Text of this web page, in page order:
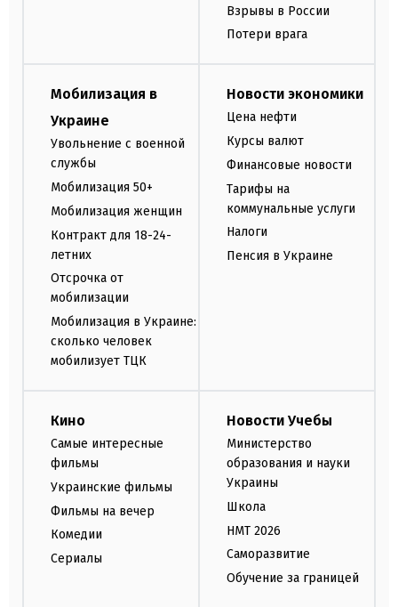
Взрывы в России
Потери врага
Мобилизация в
Украине
Увольнение с военной
службы
Мобилизация 50+
Мобилизация женщин
Контракт для 18-24-
летних
Отсрочка от
мобилизации
Мобилизация в Украине:
сколько человек
мобилизует ТЦК
Новости экономики
Цена нефти
Курсы валют
Финансовые новости
Тарифы на
коммунальные услуги
Налоги
Пенсия в Украине
Кино
Самые интересные
фильмы
Украинские фильмы
Фильмы на вечер
Комедии
Сериалы
Новости Учебы
Министерство
образования и науки
Украины
Школа
НМТ 2026
Саморазвитие
Обучение за границей